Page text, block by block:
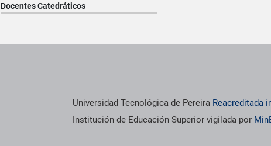
Docentes Catedráticos
Información institucional
Universidad Tecnológica de Pereira Reacreditada
Institución de Educación Superior vigilada por